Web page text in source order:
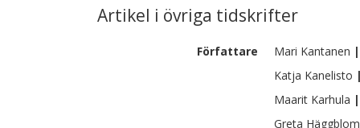
Artikel i övriga tidskrifter
Författare Mari Kantanen |
Katja Kanelisto
Maarit Karhula |
Greta